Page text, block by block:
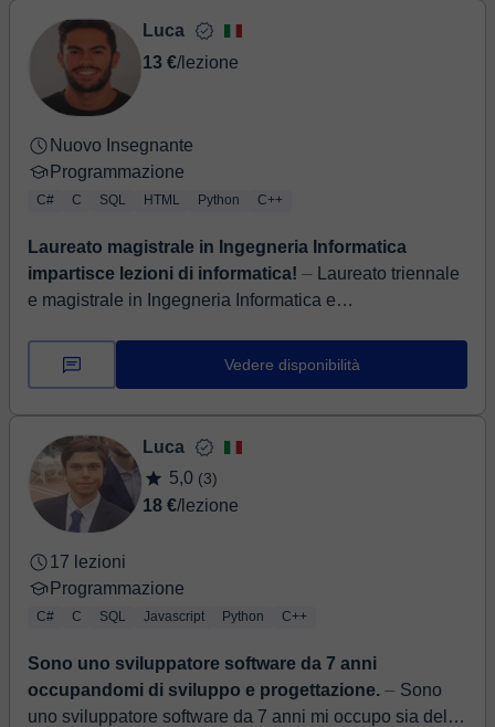
Luca
13 €/lezione
Nuovo Insegnante
Programmazione
C# C SQL HTML Python C++
Laureato magistrale in Ingegneria Informatica
impartisce lezioni di informatica! ⏤ Laureato triennale
e magistrale in Ingegneria Informatica e
qualsiasi livello e rivolte a chiun...
Vedere disponibilità
Luca
5,0 (3)
18 €/lezione
17 lezioni
Programmazione
C# C SQL Javascript Python C++
Sono uno sviluppatore software da 7 anni
occupandomi di sviluppo e progettazione. ⏤ Sono
uno sviluppatore software da 7 anni mi occupo sia dello